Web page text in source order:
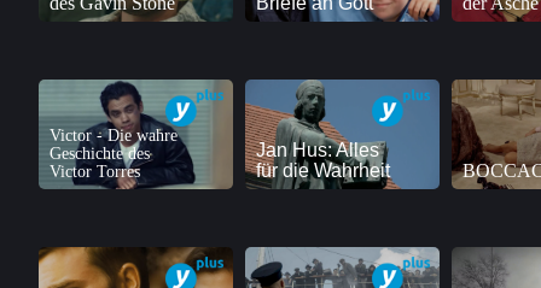
Victor - Die wahre
Geschichte des
Victor Torres
Jan Hus: Alles
für die Wahrheit